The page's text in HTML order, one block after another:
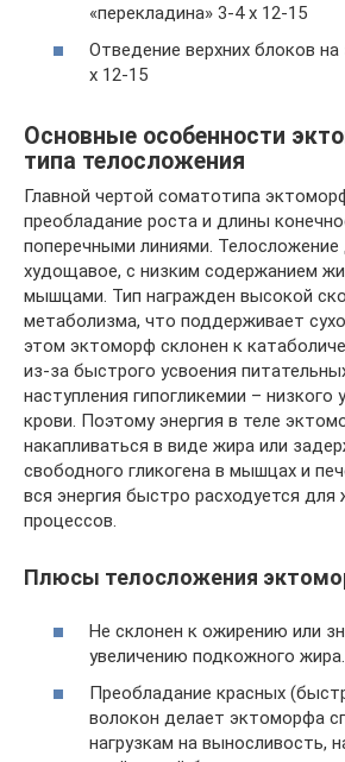
«перекладина» 3-4 х 12-15
Отведение верхних блоков
х 12-15
Основные особенности
типа телосложения
Главной чертой соматотипа
преобладание роста и длины
поперечными линиями. Телосложение
худощавое, с низким содержанием
мышцами. Тип награжден высокой
метаболизма, что поддерживает
этом эктоморф склонен к
из-за быстрого усвоения
наступления гипогликемии – низкого
крови. Поэтому энергия в теле
накапливаться в виде жира или
свободного гликогена в мышцах и
вся энергия быстро расходуется
процессов.
Плюсы телосложения
Не склонен к ожирению или
увеличению подкожного жира.
Преобладание красных
волокон делает эктоморфа
нагрузкам на выносливость,